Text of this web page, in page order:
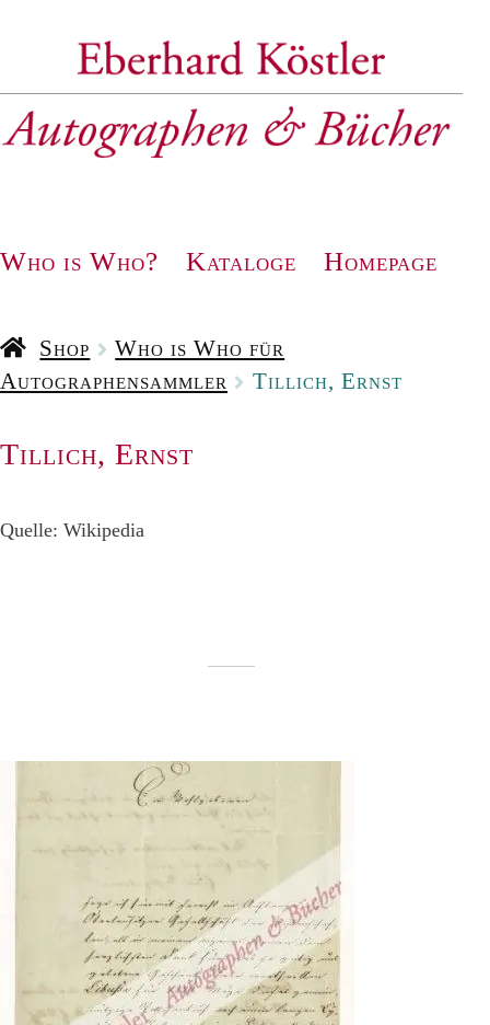
Navigation
Who is Who? Kataloge Homepage
Shop
Who is Who für
Autographensammler
Tillich, Ernst
Tillich, Ernst
Quelle: Wikipedia